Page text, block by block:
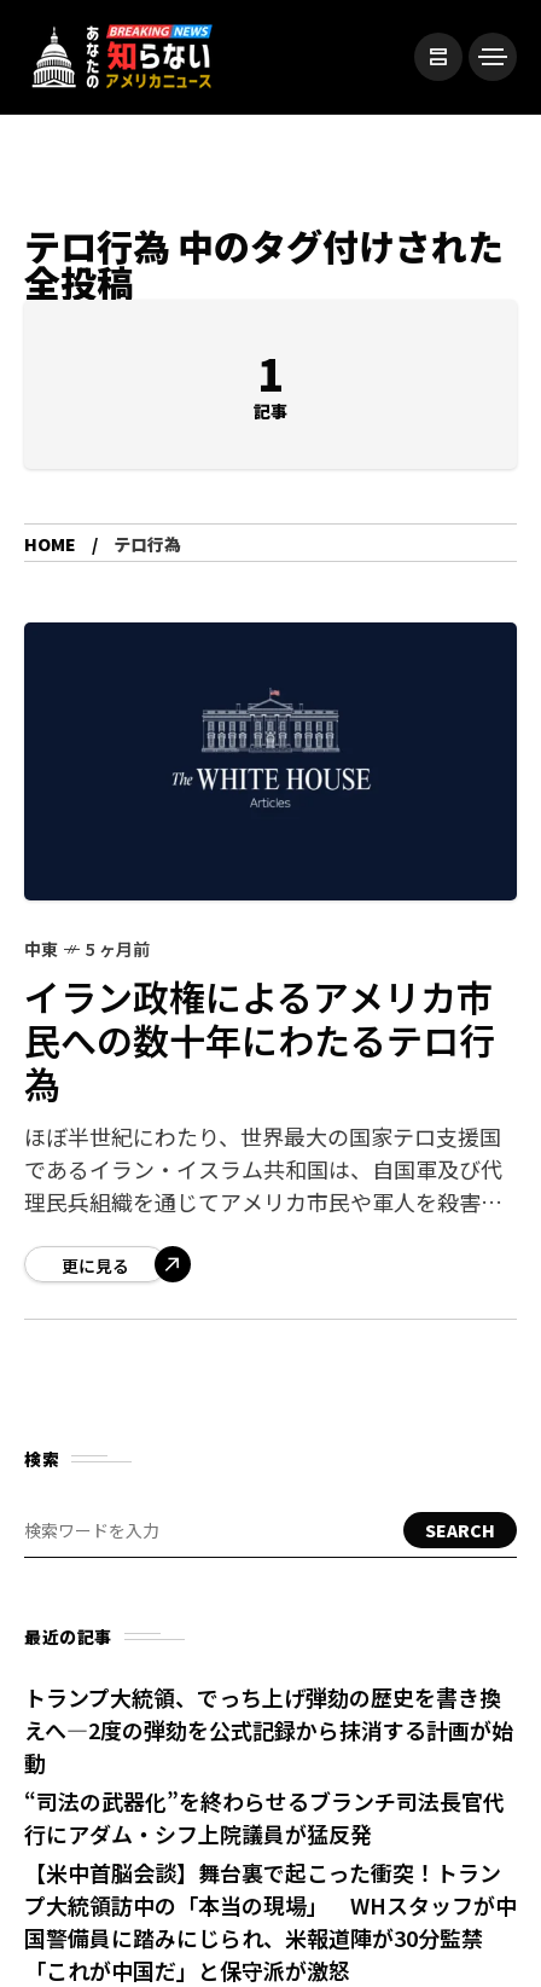
テロ行為 中のタグ付けされた
全投稿
1
記事
HOME テロ行為
中東 5 ヶ月前
イラン政権によるアメリカ市
民への数十年にわたるテロ行
為
ほぼ半世紀にわたり、世界最大の国家テロ支援国
であるイラン・イスラム共和国は、自国軍及び代
理民兵組織を通じてアメリカ市民や軍人を殺害・
も多くのアメリカ人がイランによって命を落とし
更に見る
検索
SEARCH
最近の記事
トランプ大統領、でっち上げ弾劾の歴史を書き換
えへ—2度の弾劾を公式記録から抹消する計画が始
動
“司法の武器化”を終わらせるブランチ司法長官代
行にアダム・シフ上院議員が猛反発
【米中首脳会談】舞台裏で起こった衝突！トラン
プ大統領訪中の「本当の現場」 WHスタッフが中
国警備員に踏みにじられ、米報道陣が30分監禁
「これが中国だ」と保守派が激怒